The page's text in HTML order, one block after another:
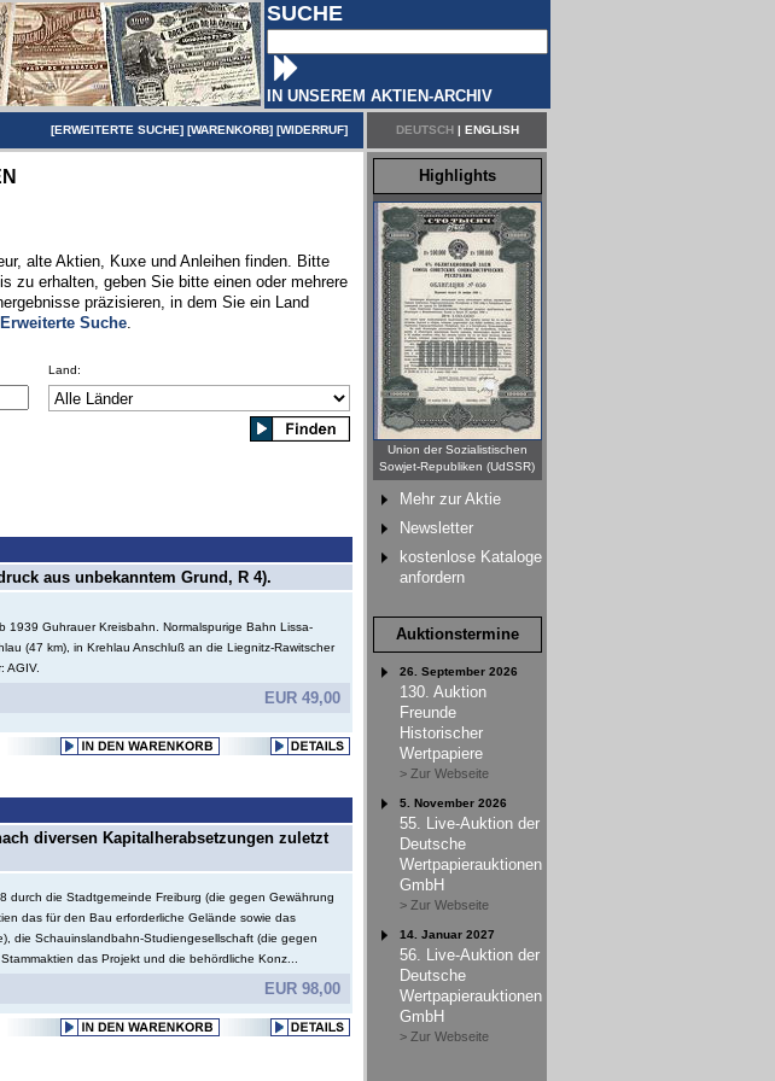
SUCHE
IN UNSEREM AKTIEN-ARCHIV
[ERWEITERTE SUCHE] [WARENKORB] [WIDERRUF] DEUTSCH| ENGLISH
alte Aktien, Kuxe und Anleihen finden. Bitte
zu erhalten, geben Sie bitte einen oder mehrere
präzisieren, in dem Sie ein Land
Erweiterte Suche.
Land:
aus unbekanntem Grund, R 4).
1939 Guhrauer Kreisbahn. Normalspurige Bahn Lissa-
(47 km), in Krehlau Anschluß an die Liegnitz-Rawitscher
AGIV.
EUR 49,00
diversen Kapitalherabsetzungen zuletzt
durch die Stadtgemeinde Freiburg (die gegen Gewährung
das für den Bau erforderliche Gelände sowie das
die Schauinslandbahn-Studiengesellschaft (die gegen
das Projekt und die behördliche Konz...
EUR 98,00
Highlights
Union der Sozialistischen
Sowjet-Republiken (UdSSR)
Mehr zur Aktie
Newsletter
kostenlose Kataloge
anfordern
Auktionstermine
26. September 2026
130. Auktion
Freunde
Historischer
Wertpapiere
> Zur Webseite
5. November 2026
55. Live-Auktion der
Deutsche
Wertpapierauktionen
GmbH
> Zur Webseite
14. Januar 2027
56. Live-Auktion der
Deutsche
Wertpapierauktionen
GmbH
> Zur Webseite